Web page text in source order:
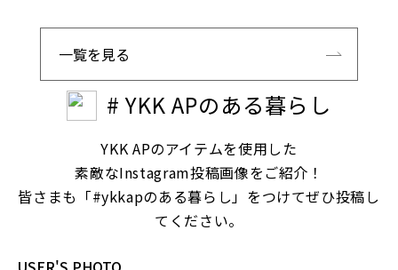
一覧を見る
# YKK APのある暮らし
YKK APのアイテムを使用した
素敵なInstagram投稿画像をご紹介！
皆さまも「#ykkapのある暮らし」をつけてぜひ投稿し
てください。